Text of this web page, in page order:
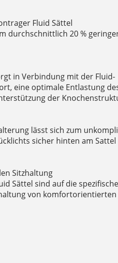
Fluid Sättel
durchschnittlich 20 %
in Verbindung mit der Fluid-
eine optimale Entlastung
der
lässt sich zum
sicher hinten am Sattel
Sitzhaltung
Sättel sind auf die
von komfortorientierten